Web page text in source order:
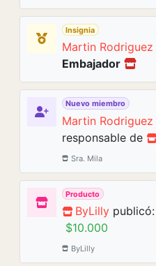
Insignia
Martin Rodriguez
Embajador
Nuevo miembro
Martin Rodriguez
responsable de
Sra. Mila
Producto
ByLilly publicó:
$10.000
ByLilly